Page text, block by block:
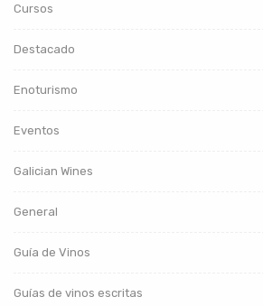
Cursos
Destacado
Enoturismo
Eventos
Galician Wines
General
Guía de Vinos
Guías de vinos escritas